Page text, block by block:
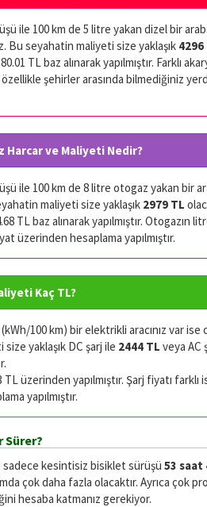
ile 100 km de 5 litre yakan dizel bir
Bu seyahatin maliyeti size yaklaşık 4296
TL baz alınarak yapılmıştır. Farklı
şehirler arasında bilmediğiniz
Harcar ve Maliyeti Nedir?
ile 100 km de 8 litre otogaz yakan bir
maliyeti size yaklaşık 2979 TL
TL baz alınarak yapılmıştır. Otogazın
üzerinden hesaplama yapılmıştır.
Kaç TL?
100 km) bir elektrikli aracınız var ise
yaklaşık DC şarj ile 2444 TL veya AC
üzerinden yapılmıştır. Şarj fiyatı
yapılmıştır.
Sürer?
sadece kesintisiz bisiklet sürüşü 53 saat
çok daha fazla olacaktır. Ayrıca çok
hesaba katmanız gerekiyor.